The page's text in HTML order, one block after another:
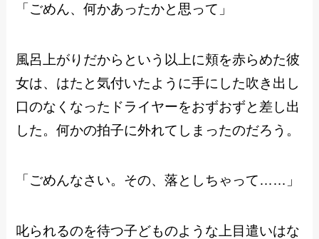
「ごめん、何かあったかと思って」
風呂上がりだからという以上に頬を赤らめた彼
女は、はたと気付いたように手にした吹き出し
口のなくなったドライヤーをおずおずと差し出
した。何かの拍子に外れてしまったのだろう。
「ごめんなさい。その、落としちゃって……」
叱られるのを待つ子どものような上目遣いはな